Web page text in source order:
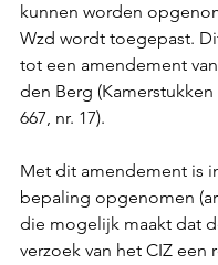
kunnen worden
Wzd wordt toegepast.
tot een amendement
den Berg (Kamerstukken
667, nr. 17).
Met dit amendement is
bepaling opgenomen
die mogelijk maakt dat
verzoek van het CIZ een